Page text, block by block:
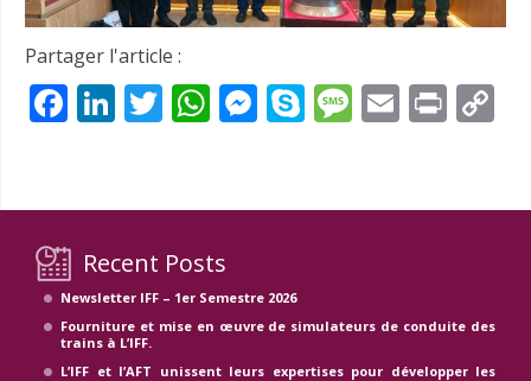
Partager l'article :
Facebook
LinkedIn
Twitter
WhatsApp
Messenger
SkypeMessage
EmailPrint
Recent Posts
Newsletter IFF – 1er Semestre 2026
Fourniture et mise en œuvre de simulateurs de conduite des
trains à L’IFF.
L’IFF et l’AFT unissent leurs expertises pour développer les